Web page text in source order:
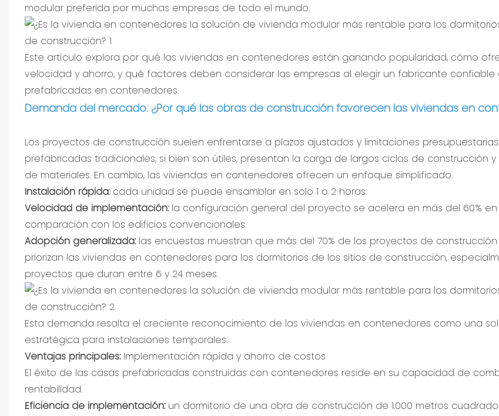
modular preferida por muchas empresas de todo el mundo.
Este artículo explora por qué las viviendas en contenedores están ganando popularidad, cómo
velocidad y ahorro, y qué factores deben considerar las empresas al elegir un fabricante confiable
prefabricadas en contenedores.
Demanda del mercado: ¿Por qué las obras de construcción favorecen las viviendas en
Los proyectos de construcción suelen enfrentarse a plazos ajustados y limitaciones
prefabricadas tradicionales, si bien son útiles, presentan la carga de largos ciclos de construcción
de materiales. En cambio, las viviendas en contenedores ofrecen un enfoque simplificado.
Instalación rápida:cada unidad se puede ensamblar en solo 1 o 2 horas.
Velocidad de implementación:la configuración general del proyecto se acelera en más del 60% en
comparación con los edificios convencionales.
Adopción generalizada:las encuestas muestran que más del 70% de los proyectos de
priorizan las viviendas en contenedores para los dormitorios de los sitios de construcción,
proyectos que duran entre 6 y 24 meses.
Esta demanda resalta el creciente reconocimiento de las viviendas en contenedores como una
estratégica para instalaciones temporales.
Ventajas principales:Implementación rápida y ahorro de costos
El éxito de las casas prefabricadas construidas con contenedores reside en su capacidad de
rentabilidad.
Eficiencia de implementación:un dormitorio de una obra de construcción de 1.000 metros